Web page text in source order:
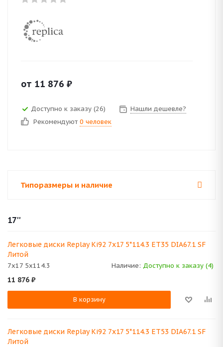
от 11 876 ₽
Доступно к заказу (26)
Нашли дешевле?
Рекомендуют 0 человек
Типоразмеры и наличие
17''
Легковые диски Replay Ki92 7x17 5*114.3 ET35 DIA67.1 SF
Литой
7x17 5x114.3 Наличие: Доступно к заказу (4)
11 876 ₽
В корзину
Легковые диски Replay Ki92 7x17 5*114.3 ET53 DIA67.1 SF
Литой